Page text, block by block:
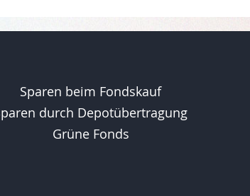
Sparen beim Fondskauf
durch Depotübertragung
Grüne Fonds